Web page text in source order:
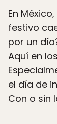
En
festivo
por un
Aquí en
el día de
Con o sin